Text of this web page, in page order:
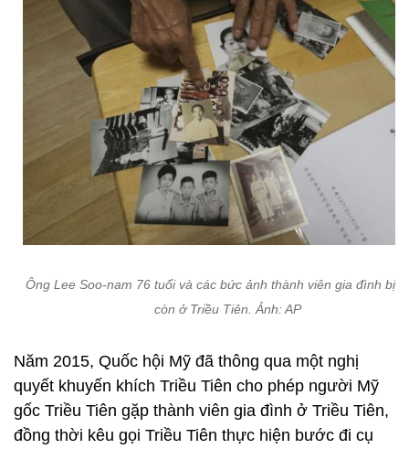
Ông Lee Soo-nam 76 tuổi và các bức ảnh thành viên gia đình bị
còn ở Triều Tiên. Ảnh: AP
Năm 2015, Quốc hội Mỹ đã thông qua một nghị
quyết khuyến khích Triều Tiên cho phép người Mỹ
gốc Triều Tiên gặp thành viên gia đình ở Triều Tiên,
đồng thời kêu gọi Triều Tiên thực hiện bước đi cụ